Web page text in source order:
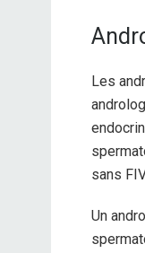
Les
sans
Un